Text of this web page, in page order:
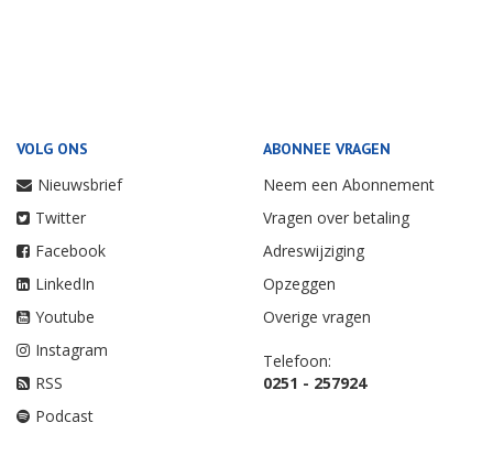
VOLG ONS
Nieuwsbrief
Twitter
Facebook
LinkedIn
Youtube
Instagram
RSS
Podcast
ABONNEE VRAGEN
Neem een Abonnement
Vragen over betaling
Adreswijziging
Opzeggen
Overige vragen
Telefoon:
0251 - 257924